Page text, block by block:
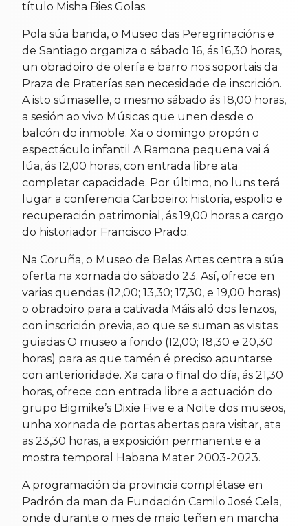
título Misha Bies Golas.
Pola súa banda, o Museo das Peregrinacións e
de Santiago organiza o sábado 16, ás 16,30 horas,
un obradoiro de olería e barro nos soportais da
Praza de Praterías sen necesidade de inscrición.
A isto súmaselle, o mesmo sábado ás 18,00 horas,
a sesión ao vivo Músicas que unen desde o
balcón do inmoble. Xa o domingo propón o
espectáculo infantil A Ramona pequena vai á
lúa, ás 12,00 horas, con entrada libre ata
completar capacidade. Por último, no luns terá
lugar a conferencia Carboeiro: historia, espolio e
recuperación patrimonial, ás 19,00 horas a cargo
do historiador Francisco Prado.
Na Coruña, o Museo de Belas Artes centra a súa
oferta na xornada do sábado 23. Así, ofrece en
varias quendas (12,00; 13,30; 17,30, e 19,00 horas)
o obradoiro para a cativada Máis aló dos lenzos,
con inscrición previa, ao que se suman as visitas
guiadas O museo a fondo (12,00; 18,30 e 20,30
horas) para as que tamén é preciso apuntarse
con anterioridade. Xa cara o final do día, ás 21,30
horas, ofrece con entrada libre a actuación do
grupo Bigmike’s Dixie Five e a Noite dos museos,
unha xornada de portas abertas para visitar, ata
as 23,30 horas, a exposición permanente e a
mostra temporal Habana Mater 2003-2023.
A programación da provincia complétase en
Padrón da man da Fundación Camilo José Cela,
onde durante o mes de maio teñen en marcha